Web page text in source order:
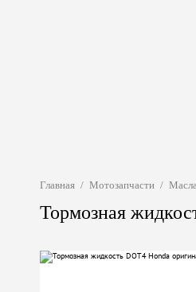
Главная / Мотозапчасти /
Тормозная